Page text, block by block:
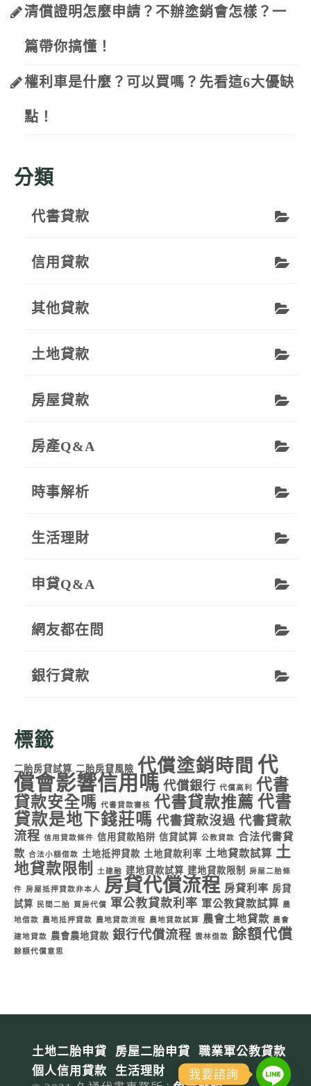
清償證明怎麼申請？不辦塗銷會怎樣？一
篇帶你搞懂！
權利車是什麼？可以買嗎？先看這6大優缺
點！
分類
代書貸款
信用貸款
其他貸款
土地貸款
房屋貸款
房產Q&A
時事解析
生活理財
申貸Q&A
網友都在問
銀行貸款
標籤
二胎房貸試算 二胎房貸風險 代償塗銷時間 代
償會影響信用嗎 代償銀行 代償高利
代書
貸款安全嗎 代書貸款審核 代書貸款推薦 代書
貸款是地下錢莊嗎 代書貸款沒過 代書貸款
流程 信用貸款條件 信用貸款陷阱 信貸試算 公教貸款 合法代書貸
款 合法小額借款 土地抵押貸款 土地貸款利率 土地貸款試算 土
地貸款限制
土建融 建地貸款試算 建地貸款限制 房屋二胎條
件 房屋抵押貸款非本人 房貸代償流程 房貸利率 房貸
試算
民間二胎 買房代償 軍公教貸款利率 軍公教貸款試算
農
地借款
農地抵押貸款 農地貸款流程 農地貸款試算 農會土地貸款 農會
建地貸款 農會農地貸款 銀行代償流程 雲林借款 餘額代償
餘額代償意思
土地二胎申貸 房屋二胎申貸
職業軍公教貸款
個人信用貸款
生活理財
我要諮詢